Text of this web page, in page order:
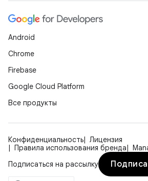
Android
Chrome
Firebase
Google Cloud Platform
Все продукты
Конфиденциальность
Лицензия
Правила использования бренда
Подписаться на рассылку